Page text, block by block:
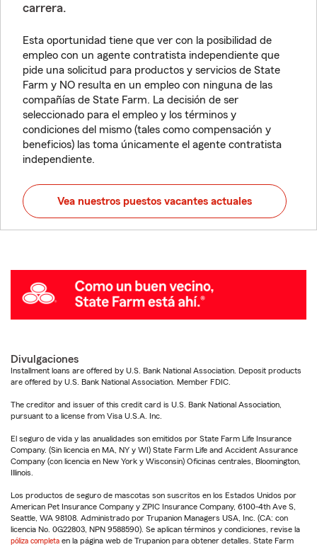
carrera.
Esta oportunidad tiene que ver con la posibilidad de
empleo con un agente contratista independiente que
pide una solicitud para productos y servicios de State
Farm y NO resulta en un empleo con ninguna de las
compañías de State Farm. La decisión de ser
seleccionado para el empleo y los términos y
condiciones del mismo (tales como compensación y
beneficios) las toma únicamente el agente contratista
independiente.
Vea nuestros puestos vacantes actuales
Divulgaciones
Installment loans are offered by U.S. Bank National Association. Deposit products
are offered by U.S. Bank National Association. Member FDIC.
The creditor and issuer of this credit card is U.S. Bank National Association,
pursuant to a license from Visa U.S.A. Inc.
El seguro de vida y las anualidades son emitidos por State Farm Life Insurance
Company. (Sin licencia en MA, NY y WI) State Farm Life and Accident Assurance
Company (con licencia en New York y Wisconsin) Oficinas centrales, Bloomington,
Illinois.
Los productos de seguro de mascotas son suscritos en los Estados Unidos por
American Pet Insurance Company y ZPIC Insurance Company, 6100-4th Ave S,
Seattle, WA 98108. Administrado por Trupanion Managers USA, Inc. (CA: con
licencia No. 0G22803, NPN 9588590). Se aplican términos y condiciones, revise la
póliza completa en la página web de Trupanion para obtener detalles. State Farm